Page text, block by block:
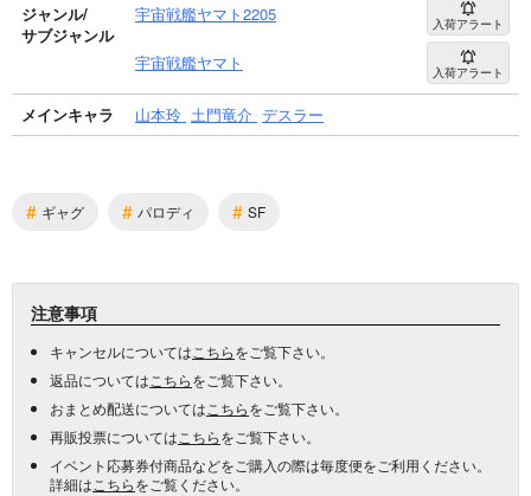
ジャンル/
サブジャンル
宇宙戦艦ヤマト2205 入荷アラート
宇宙戦艦ヤマト 入荷アラート
メインキャラ 山本玲 土門竜介 デスラー
# ギャグ # パロディ # SF
注意事項
キャンセルについては こちらをご覧下さい。
返品については こちらをご覧下さい。
おまとめ配送については こちらをご覧下さい。
再販投票については こちらをご覧下さい。
イベント応募券付商品などをご購入の際は毎度便をご利用ください。
詳細は こちらをご覧ください。